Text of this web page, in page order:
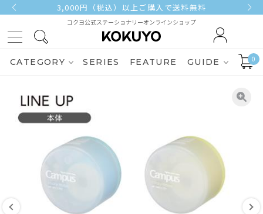
3,000円（税込）以上ご購入で送料無料
コクヨ公式ステーショナリーオンラインショップ
CATEGORY SERIES FEATURE GUIDE 0